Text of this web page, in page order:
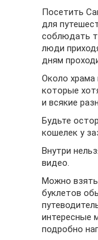
Посетить
для
соблюдать
люди
дням
Около храма
которые
и всякие
Будьте
кошелек у
Внутри
видео.
Можно взять
буклетов
интересные
подробно